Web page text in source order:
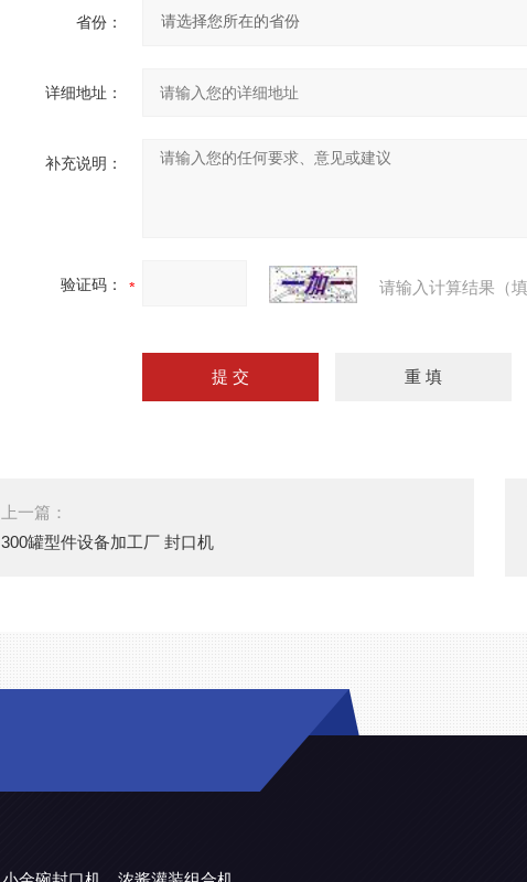
省份：
详细地址：
补充说明：
验证码： 请输入计算结果（
上一篇：
300罐型件设备加工厂 封口机